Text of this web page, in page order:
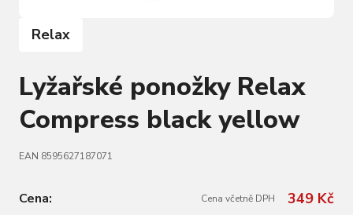
Relax
Lyžařské ponožky Relax
Compress black yellow
EAN 8595627187071
Cena: Cena včetně DPH 349 Kč